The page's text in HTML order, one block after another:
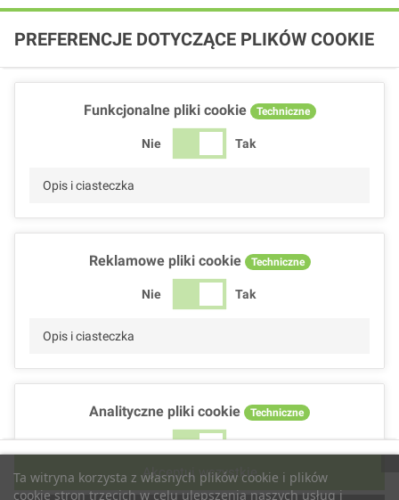
Ta witryna korzysta z własnych plików cookie i plików
cookie stron trzecich w celu ulepszenia naszych usług i
PREFERENCJE DOTYCZĄCE PLIKÓW COOKIE
Funkcjonalne pliki cookie Techniczne
Nie Tak
Opis i ciasteczka
Reklamowe pliki cookie Techniczne
Nie Tak
Opis i ciasteczka
Analityczne pliki cookie Techniczne
Nie Tak
Opis i ciasteczka
Akceptuj wszystkie